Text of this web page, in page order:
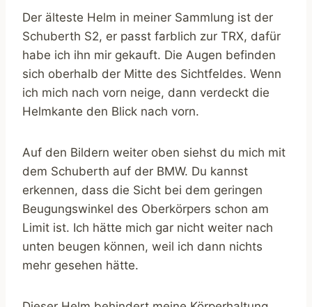
Der älteste Helm in meiner Sammlung ist der
Schuberth S2, er passt farblich zur TRX, dafür
habe ich ihn mir gekauft. Die Augen befinden
sich oberhalb der Mitte des Sichtfeldes. Wenn
ich mich nach vorn neige, dann verdeckt die
Helmkante den Blick nach vorn.
Auf den Bildern weiter oben siehst du mich mit
dem Schuberth auf der BMW. Du kannst
erkennen, dass die Sicht bei dem geringen
Beugungswinkel des Oberkörpers schon am
Limit ist. Ich hätte mich gar nicht weiter nach
unten beugen können, weil ich dann nichts
mehr gesehen hätte.